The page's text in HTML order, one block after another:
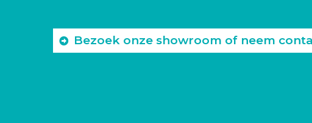
Bezoek onze showroom of neem